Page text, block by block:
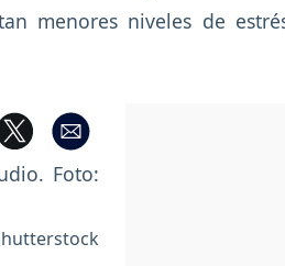
menores niveles de